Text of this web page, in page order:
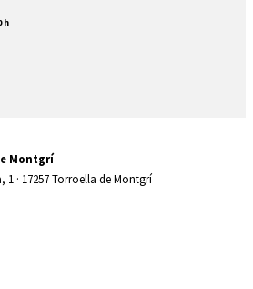
h
Montgrí
1 · 17257 Torroella de Montgrí